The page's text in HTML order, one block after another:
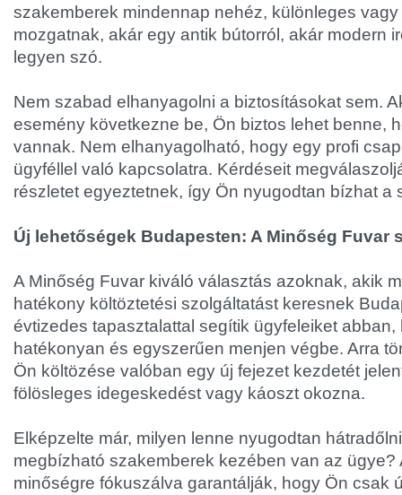
szakemberek mindennap nehéz, különleges
mozgatnak, akár egy antik bútorról, akár modern
legyen szó.
Nem szabad elhanyagolni a biztosításokat sem.
esemény következne be, Ön biztos lehet benne,
vannak. Nem elhanyagolható, hogy egy profi
ügyféllel való kapcsolatra. Kérdéseit
részletet egyeztetnek, így Ön nyugodtan bízhat a
Új lehetőségek Budapesten: A Minőség Fuvar
A Minőség Fuvar kiváló választás azoknak, akik
hatékony költöztetési szolgáltatást keresnek
évtizedes tapasztalattal segítik ügyfeleiket abban,
hatékonyan és egyszerűen menjen végbe. Arra
Ön költözése valóban egy új fejezet kezdetét
fölösleges idegeskedést vagy káoszt okozna.
Elképzelte már, milyen lenne nyugodtan
megbízható szakemberek kezében van az ügye?
minőségre fókuszálva garantálják, hogy Ön csak